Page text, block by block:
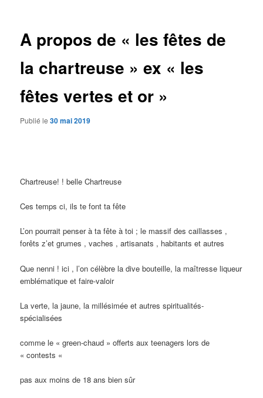
A propos de « les fêtes de
la chartreuse » ex « les
fêtes vertes et or »
Publié le30 mai 2019
Chartreuse! ! belle Chartreuse
Ces temps ci, ils te font ta fête
L’on pourrait penser à ta fête à toi ; le massif des caillasses ,
forêts z’et grumes , vaches , artisanats , habitants et autres
Que nenni ! ici , l’on célèbre la dive bouteille, la maîtresse liqueur
emblématique et faire-valoir
La verte, la jaune, la millésimée et autres spiritualités-
spécialisées
comme le « green-chaud » offerts aux teenagers lors de
« contests «
pas aux moins de 18 ans bien sûr